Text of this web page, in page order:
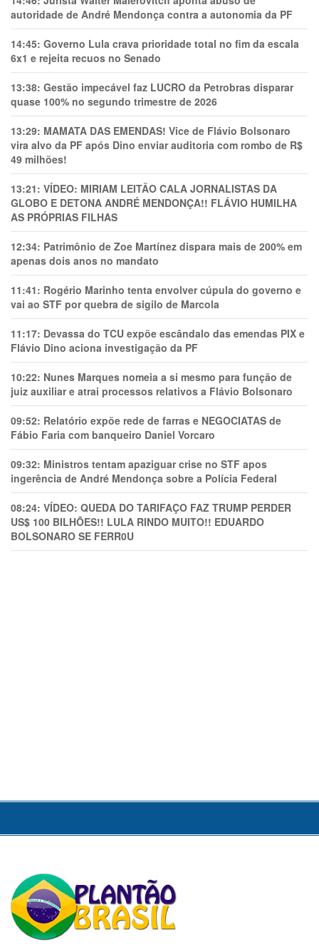
autoridade de André Mendonça contra a autonomia da PF
14:45: Governo Lula crava prioridade total no fim da escala
6x1 e rejeita recuos no Senado
13:38: Gestão impecável faz LUCRO da Petrobras disparar
quase 100% no segundo trimestre de 2026
13:29: MAMATA DAS EMENDAS! Vice de Flávio Bolsonaro
vira alvo da PF após Dino enviar auditoria com rombo de R$
49 milhões!
13:21: VÍDEO: MIRIAM LEITÃO CALA JORNALISTAS DA
GLOBO E DETONA ANDRÉ MENDONÇA!! FLÁVIO HUMILHA
AS PRÓPRIAS FILHAS
12:34: Patrimônio de Zoe Martínez dispara mais de 200% em
apenas dois anos no mandato
11:41: Rogério Marinho tenta envolver cúpula do governo e
vai ao STF por quebra de sigilo de Marcola
11:17: Devassa do TCU expõe escândalo das emendas PIX e
Flávio Dino aciona investigação da PF
10:22: Nunes Marques nomeia a si mesmo para função de
juiz auxiliar e atrai processos relativos a Flávio Bolsonaro
09:52: Relatório expõe rede de farras e NEGOCIATAS de
Fábio Faria com banqueiro Daniel Vorcaro
09:32: Ministros tentam apaziguar crise no STF apos
ingerência de André Mendonça sobre a Polícia Federal
08:24: VÍDEO: QUEDA DO TARIFAÇO FAZ TRUMP PERDER
US$ 100 BILHÕES!! LULA RINDO MUITO!! EDUARDO
BOLSONARO SE FERR0U